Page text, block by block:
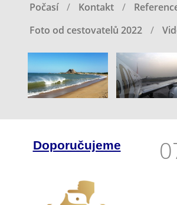
Počasí
Kontakt
Foto od cestovatelů 2022
Doporučujeme